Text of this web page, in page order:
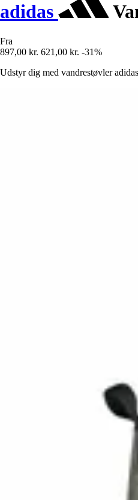
adidas
Fra
897,00 kr. 621,00 kr. -31%
Udstyr dig med vandrestøvler